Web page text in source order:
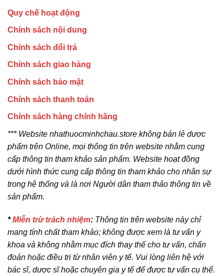
Quy chế hoạt động
Chính sách nội dung
Chính sách đổi trả
Chính sách giao hàng
Chính sách bảo mật
Chính sách thanh toán
Chính sách hàng chính hãng
*** Website nhathuocminhchau.store không bán lẻ dược
phẩm trên Online, mọi thông tin trên website nhằm cung
cấp thông tin tham khảo sản phẩm. Website hoạt đồng
dưới hình thức cung cấp thông tin tham khảo cho nhân sự
trong hệ thống và là nơi Người dân tham thảo thông tin về
sản phẩm.
*Miễn trừ trách nhiệm: Thông tin trên website này chỉ
mang tính chất tham khảo; không được xem là tư vấn y
khoa và không nhằm mục đích thay thế cho tư vấn, chẩn
đoán hoặc điều trị từ nhân viên y tế. Vui lòng liên hệ với
bác sĩ, dược sĩ hoặc chuyên gia y tế để được tư vấn cụ thể.